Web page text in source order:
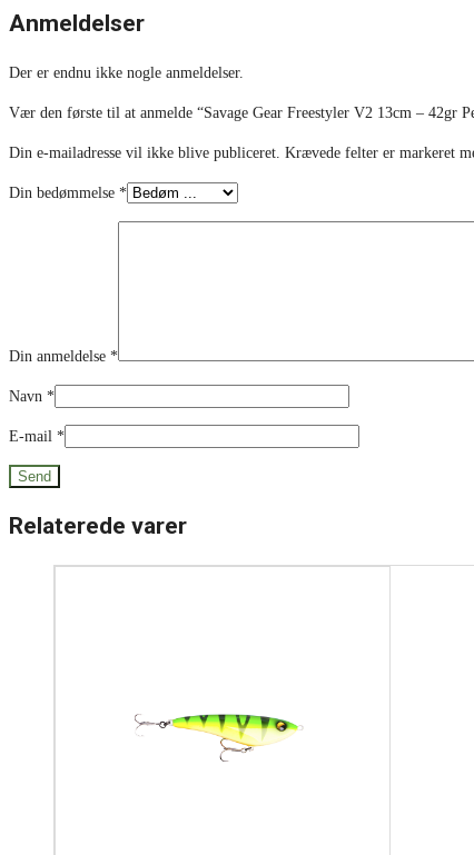
Anmeldelser
Der er endnu ikke nogle anmeldelser.
Vær den første til at anmelde “Savage Gear Freestyler V2 13cm – 42gr
Din e-mailadresse vil ikke blive publiceret. Krævede felter er markeret
Din bedømmelse *
Din anmeldelse *
Navn *
E-mail *
Relaterede varer